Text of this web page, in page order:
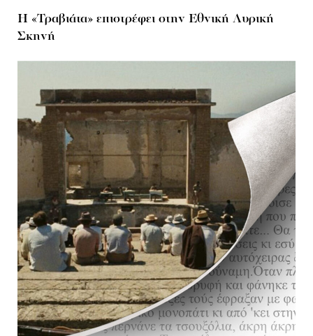
Η «Τραβιάτα» επιστρέφει στην Εθνική Λυρική
Σκηνή